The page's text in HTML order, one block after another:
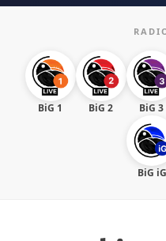
BiG 1 BiG 2 BiG 3
BiG iG